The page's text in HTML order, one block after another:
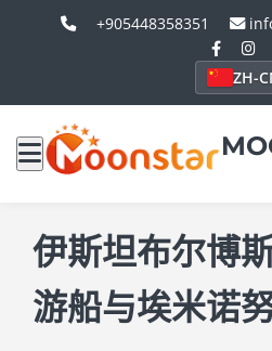
+905448358351
ZH-
伊斯坦布尔博
游船与埃米诺